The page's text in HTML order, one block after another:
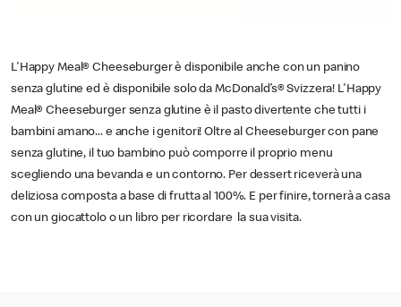
L'Happy Meal® Cheeseburger è disponibile anche con un panino
senza glutine ed è disponibile solo da McDonald’s® Svizzera! L'Happy
Meal® Cheeseburger senza glutine è il pasto divertente che tutti i
bambini amano... e anche i genitori! Oltre al Cheeseburger con pane
senza glutine, il tuo bambino può comporre il proprio menu
scegliendo una bevanda e un contorno. Per dessert riceverà una
deliziosa composta a base di frutta al 100%. E per finire, tornerà a casa
con un giocattolo o un libro per ricordare la sua visita.